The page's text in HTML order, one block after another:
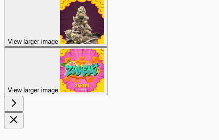
View larger image
View larger image